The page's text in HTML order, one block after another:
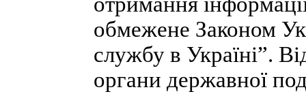
обмежене Законом
службу в Україні”.
органи державної